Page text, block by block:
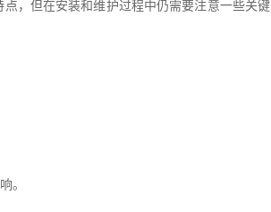
，但在安装和维护过程中仍需要注意一些关键
。